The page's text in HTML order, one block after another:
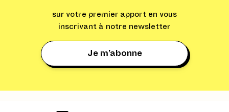
sur votre premier apport en vous
inscrivant à notre newsletter
Je m’abonne